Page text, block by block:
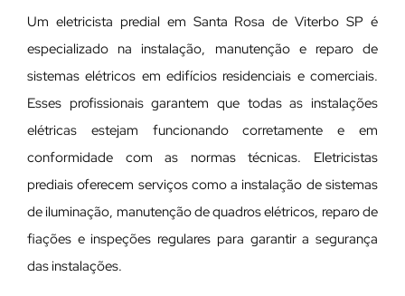
Um eletricista predial em Santa Rosa de Viterbo SP é
especializado na instalação, manutenção e reparo de
sistemas elétricos em edifícios residenciais e comerciais.
Esses profissionais garantem que todas as instalações
elétricas estejam funcionando corretamente e em
conformidade com as normas técnicas. Eletricistas
prediais oferecem serviços como a instalação de sistemas
de iluminação, manutenção de quadros elétricos, reparo de
fiações e inspeções regulares para garantir a segurança
das instalações.